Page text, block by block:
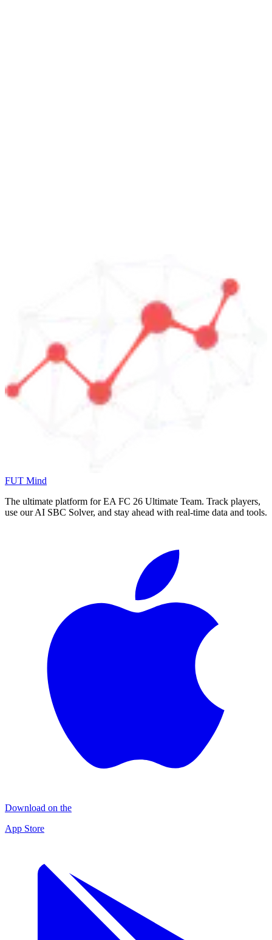
FUT Mind
The ultimate platform for EA FC 26 Ultimate Team. Track players,
use our AI SBC Solver, and stay ahead with real-time data and tools.
Download on the
App Store